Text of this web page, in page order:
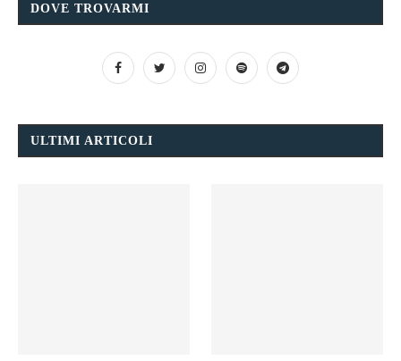
DOVE TROVARMI
ULTIMI ARTICOLI